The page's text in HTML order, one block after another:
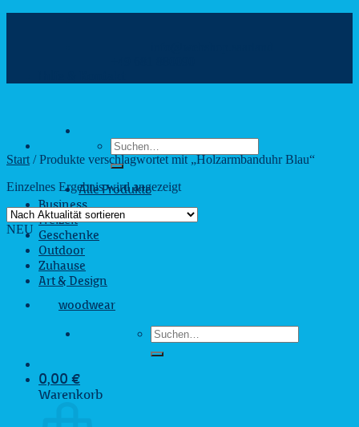
Suchen
nach:
Alle Produkte
Business
Freizeit
Geschenke
Outdoor
Zuhause
Art & Design
woodwear
Suchen
nach:
0,00 €
Warenkorb
Start /Produkte verschlagwortet mit „Holzarmbanduhr Blau“
Einzelnes Ergebnis wird angezeigt
NEU